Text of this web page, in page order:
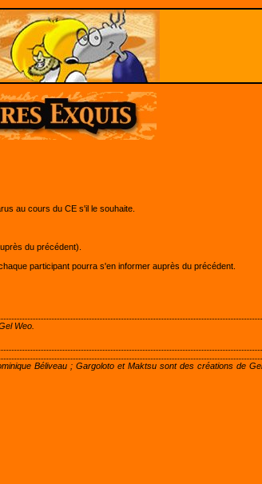
au cours du CE s'il le souhaite.
du précédent).
participant pourra s'en informer auprès du précédent.
Weo.
Béliveau ; Gargoloto et Maktsu sont des créations de